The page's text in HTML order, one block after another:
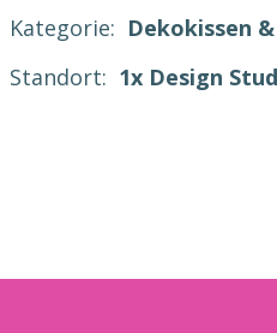
Kategorie: Dekokissen
Standort: 1x Design